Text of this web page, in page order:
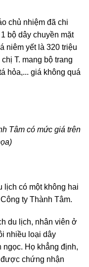
chủ nhiệm đã chi
bộ dây chuyền mặt
niêm yết là 320 triệu
T. mang bộ trang
hỏa,... giá không quá
Tâm có mức giá trên
lịch có một không hai
ty Thành Tâm.
du lịch, nhân viên ở
nhiều loại dây
ngọc. Họ khẳng định,
chứng nhận